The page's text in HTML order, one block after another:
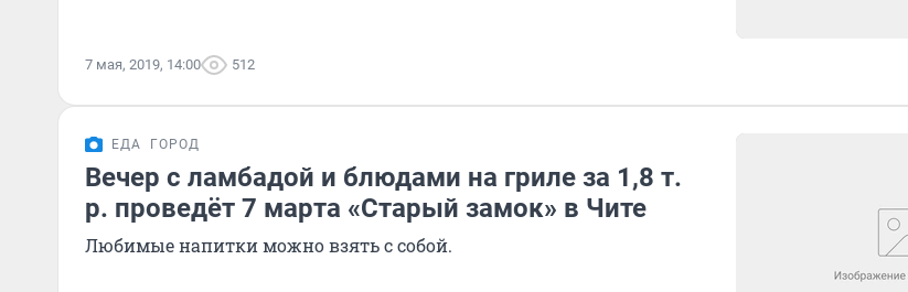
7 мая, 2019, 14:00 512
ЕДА ГОРОД
Вечер с ламбадой и блюдами на гриле за 1,8 т.
р. проведёт 7 марта «Старый замок» в Чите
Любимые напитки можно взять с собой.